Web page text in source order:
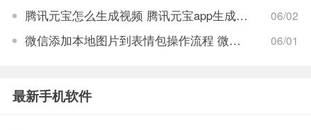
腾讯元宝怎么生成视频 腾讯元宝app生成视频教程 06/02
微信添加本地图片到表情包操作流程 微信怎么添加本地图片到表情包 06/01
最新手机软件